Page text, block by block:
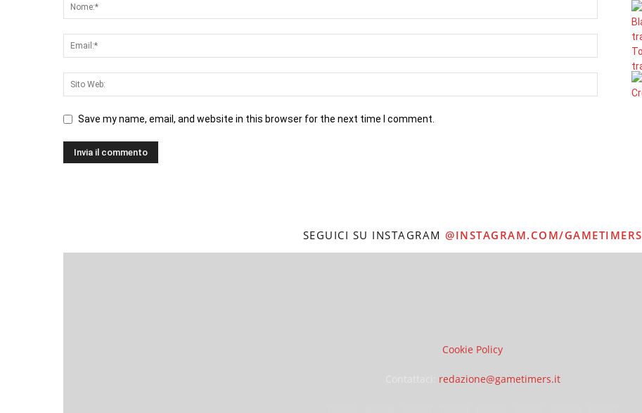
Save my name, email, and website in this browser for the next time I comment.
SEGUICI SU INSTAGRAM @INSTAGRAM.COM/GAMETIMERS
Cookie Policy
redazione@gametimers.it